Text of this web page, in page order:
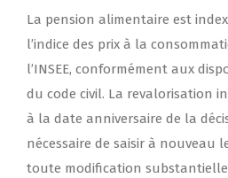
La pension alimentaire est
l’indice des prix à la
l’INSEE, conformément aux
du code civil. La revalorisation
à la date anniversaire de la
nécessaire de saisir à nouveau
toute modification